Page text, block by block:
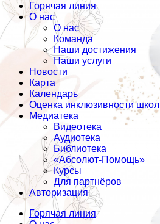
Горячая линия
О нас
О нас
Команда
Наши достижения
Наши услуги
Новости
Карта
Календарь
Оценка инклюзивности школ
Медиатека
Видеотека
Аудиотека
Библиотека
«Абсолют-Помощь»
Курсы
Для партнёров
Авторизация
Горячая линия